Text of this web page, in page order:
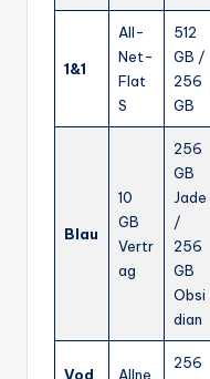
1&1
All-
Net-
Flat
S
512
GB /
256
GB
Blau
10
GB
Vertr
ag
256
GB
Jade
/
256
GB
Obsi
dian
Vod Allne
256